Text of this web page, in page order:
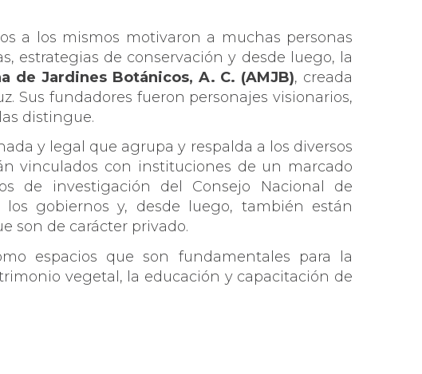
a los mismos motivaron a muchas personas
estrategias de conservación y desde luego, la
de Jardines Botánicos, A. C. (AMJB), creada
Sus fundadores fueron personajes visionarios,
distingue.
y legal que agrupa y respalda a los diversos
vinculados con instituciones de un marcado
de investigación del Consejo Nacional de
los gobiernos y, desde luego, también están
son de carácter privado.
espacios que son fundamentales para la
vegetal, la educación y capacitación de